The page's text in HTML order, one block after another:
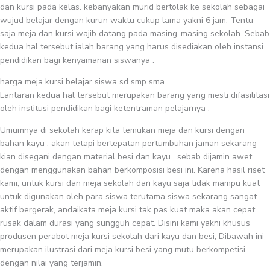
dan kursi pada kelas. kebanyakan murid bertolak ke sekolah sebagai
wujud belajar dengan kurun waktu cukup lama yakni 6 jam. Tentu
saja meja dan kursi wajib datang pada masing-masing sekolah. Sebab
kedua hal tersebut ialah barang yang harus disediakan oleh instansi
pendidikan bagi kenyamanan siswanya .
harga meja kursi belajar siswa sd smp sma
Lantaran kedua hal tersebut merupakan barang yang mesti difasilitasi
oleh institusi pendidikan bagi ketentraman pelajarnya .
Umumnya di sekolah kerap kita temukan meja dan kursi dengan
bahan kayu , akan tetapi bertepatan pertumbuhan jaman sekarang
kian disegani dengan material besi dan kayu , sebab dijamin awet
dengan menggunakan bahan berkomposisi besi ini. Karena hasil riset
kami, untuk kursi dan meja sekolah dari kayu saja tidak mampu kuat
untuk digunakan oleh para siswa terutama siswa sekarang sangat
aktif bergerak, andaikata meja kursi tak pas kuat maka akan cepat
rusak dalam durasi yang sungguh cepat. Disini kami yakni khusus
produsen perabot meja kursi sekolah dari kayu dan besi, Dibawah ini
merupakan ilustrasi dari meja kursi besi yang mutu berkompetisi
dengan nilai yang terjamin.